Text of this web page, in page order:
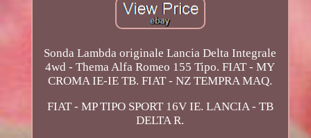
Sonda Lambda originale Lancia Delta Integrale
4wd - Thema Alfa Romeo 155 Tipo. FIAT - MY
CROMA IE-IE TB. FIAT - NZ TEMPRA MAQ.
FIAT - MP TIPO SPORT 16V IE. LANCIA - TB
DELTA R.